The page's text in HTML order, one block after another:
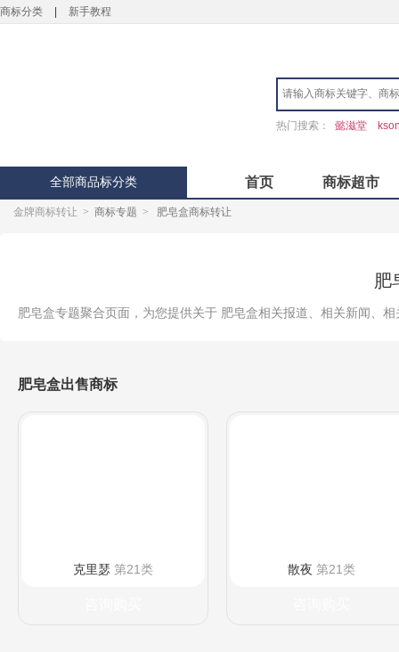
商标分类 新手教程
热门搜索： 懿滋堂
全部商品标分类 首页 商标超市
金牌商标转让 > 商标专题 > 肥皂盒商标转让
肥
肥皂盒专题聚合页面，为您提供关于 肥皂盒相关报道、相关新闻、
肥皂盒出售商标
克里瑟 第21类 散夜 第21类